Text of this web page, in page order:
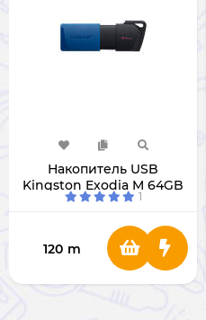
Накопитель USB
Kingston Exodia M 64GB
3.2 DTXM/64GB
1
120 m